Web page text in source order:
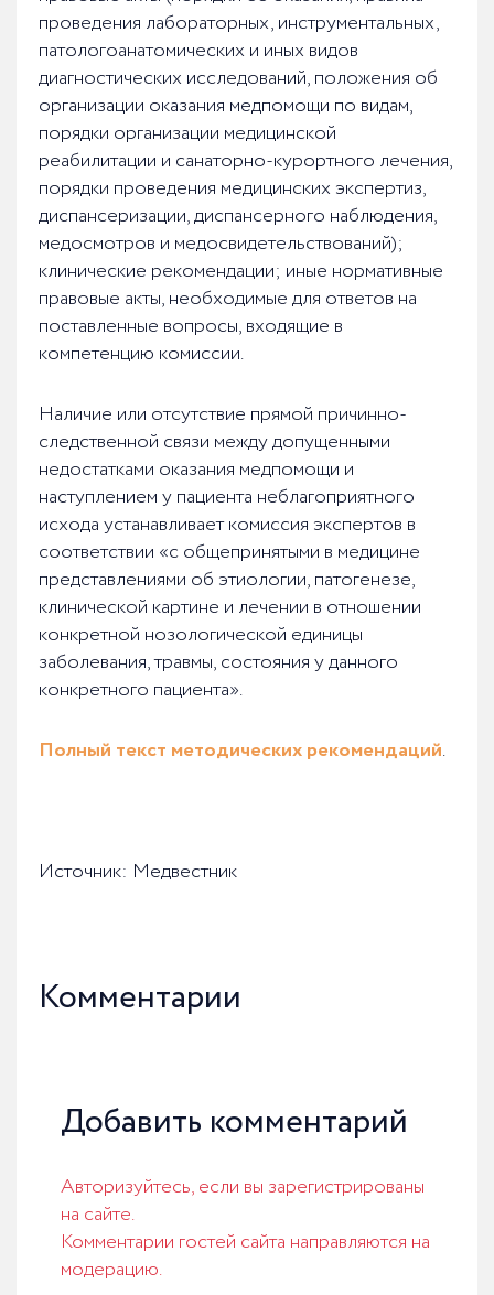
проведения лабораторных, инструментальных,
патологоанатомических и иных видов
диагностических исследований, положения об
организации оказания медпомощи по видам,
порядки организации медицинской
реабилитации и санаторно-курортного лечения,
порядки проведения медицинских экспертиз,
диспансеризации, диспансерного наблюдения,
медосмотров и медосвидетельствований);
клинические рекомендации; иные нормативные
правовые акты, необходимые для ответов на
поставленные вопросы, входящие в
компетенцию комиссии.
Наличие или отсутствие прямой причинно-
следственной связи между допущенными
недостатками оказания медпомощи и
наступлением у пациента неблагоприятного
исхода устанавливает комиссия экспертов в
соответствии «с общепринятыми в медицине
представлениями об этиологии, патогенезе,
клинической картине и лечении в отношении
конкретной нозологической единицы
заболевания, травмы, состояния у данного
конкретного пациента».
Полный текст методических рекомендаций.
Источник: Медвестник
Комментарии
Добавить комментарий
Авторизуйтесь, если вы зарегистрированы
на сайте.
Комментарии гостей сайта направляются на
модерацию.